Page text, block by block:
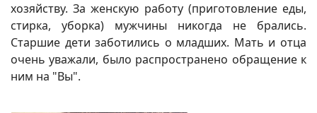
хозяйству. За женскую работу (приготовление еды,
стирка, уборка) мужчины никогда не брались.
Старшие дети заботились о младших. Мать и отца
очень уважали, было распространено обращение к
ним на "Вы".